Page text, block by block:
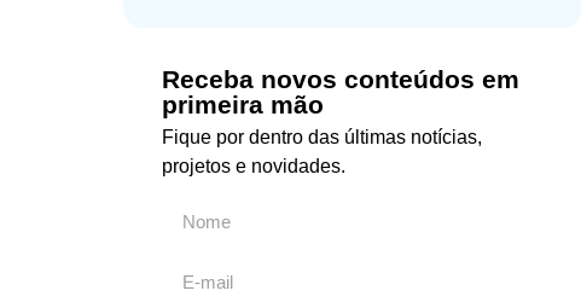
Receba novos conteúdos em
primeira mão
Fique por dentro das últimas notícias,
projetos e novidades.